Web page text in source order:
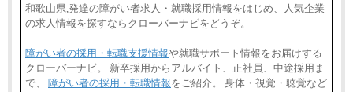
和歌山県,発達の障がい者求人・就職採用情報をはじめ、人気企業
の求人情報を探すならクローバーナビをどうぞ。
障がい者の採用・転職支援情報や就職サポート情報をお届けする
クローバーナビ。 新卒採用からアルバイト、正社員、中途採用ま
で、 障がい者の採用・転職情報をご紹介。 身体・視覚・聴覚など